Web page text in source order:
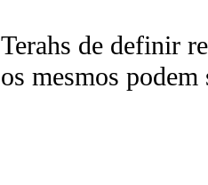
Terahs de definir
os mesmos